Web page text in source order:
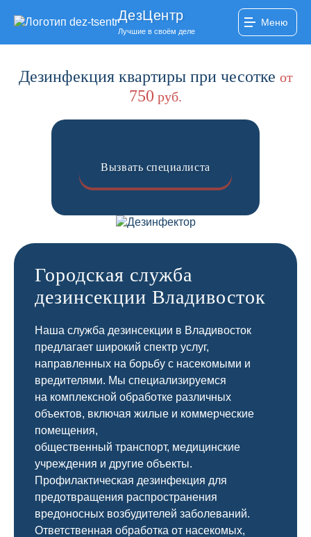
ДезЦентр
Лучшие в своём деле
Меню
Дезинфекция квартиры при чесотке от
750 руб.
Вызвать специалиста
Городская служба
дезинсекции Владивосток
Наша служба дезинсекции в Владивосток
предлагает широкий спектр услуг,
направленных на борьбу с насекомыми и
вредителями. Мы специализируемся
на комплексной обработке различных
объектов, включая жилые и коммерческие
помещения,
общественный транспорт, медицинские
учреждения и другие объекты.
Профилактическая дезинфекция для
предотвращения распространения
вредоносных возбудителей заболеваний.
Ответственная обработка от насекомых,